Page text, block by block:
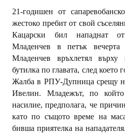
СВОБОДНИ РАБОТНИ МЕСТА
21-годишен от
жестоко пребит от свой
Кацарски бил нападнат
Младенчев в петък вечерта
Младенчев връхлетял
бутилка по главата, след което
Жалба в РПУ-Дупница срещу
Ивелин. Младежът, по
насилие, предполага, че
като по същото време на
бивша приятелка на